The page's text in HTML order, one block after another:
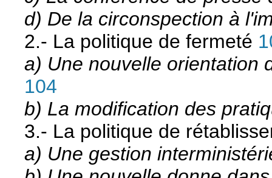
d) De la circonspection à
2.- La politique de fermeté
a) Une nouvelle orientation
104
b) La modification des
3.- La politique de
a) Une gestion